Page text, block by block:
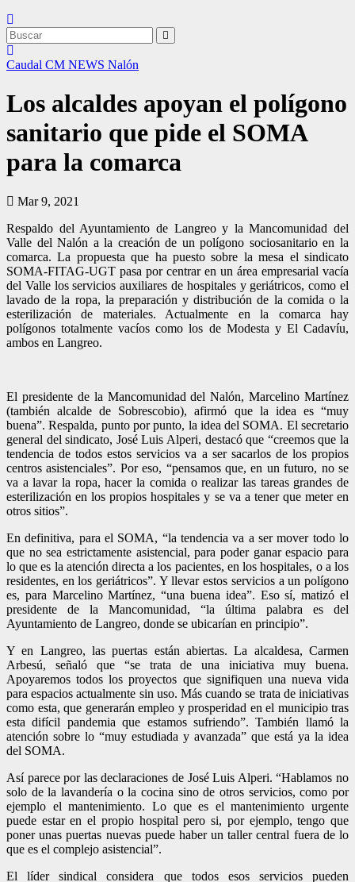
Caudal CM NEWS Nalón
Los alcaldes apoyan el polígono
sanitario que pide el SOMA
para la comarca
Mar 9, 2021
Respaldo del Ayuntamiento de Langreo y la Mancomunidad del
Valle del Nalón a la creación de un polígono sociosanitario en la
comarca. La propuesta que ha puesto sobre la mesa el sindicato
SOMA-FITAG-UGT pasa por centrar en un área empresarial vacía
del Valle los servicios auxiliares de hospitales y geriátricos, como el
lavado de la ropa, la preparación y distribución de la comida o la
esterilización de materiales. Actualmente en la comarca hay
polígonos totalmente vacíos como los de Modesta y El Cadavíu,
ambos en Langreo.
El presidente de la Mancomunidad del Nalón, Marcelino Martínez
(también alcalde de Sobrescobio), afirmó que la idea es “muy
buena”. Respalda, punto por punto, la idea del SOMA. El secretario
general del sindicato, José Luis Alperi, destacó que “creemos que la
tendencia de todos estos servicios va a ser sacarlos de los propios
centros asistenciales”. Por eso, “pensamos que, en un futuro, no se
va a lavar la ropa, hacer la comida o realizar las tareas grandes de
esterilización en los propios hospitales y se va a tener que meter en
otros sitios”.
En definitiva, para el SOMA, “la tendencia va a ser mover todo lo
que no sea estrictamente asistencial, para poder ganar espacio para
lo que es la atención directa a los pacientes, en los hospitales, o a los
residentes, en los geriátricos”. Y llevar estos servicios a un polígono
es, para Marcelino Martínez, “una buena idea”. Eso sí, matizó el
presidente de la Mancomunidad, “la última palabra es del
Ayuntamiento de Langreo, donde se ubicarían en principio”.
Y en Langreo, las puertas están abiertas. La alcaldesa, Carmen
Arbesú, señaló que “se trata de una iniciativa muy buena.
Apoyaremos todos los proyectos que signifiquen una nueva vida
para espacios actualmente sin uso. Más cuando se trata de iniciativas
como esta, que generarán empleo y prosperidad en el municipio tras
esta difícil pandemia que estamos sufriendo”. También llamó la
atención sobre lo “muy estudiada y avanzada” que está ya la idea
del SOMA.
Así parece por las declaraciones de José Luis Alperi. “Hablamos no
solo de la lavandería o la cocina sino de otros servicios, como por
ejemplo el mantenimiento. Lo que es el mantenimiento urgente
puede estar en el propio hospital pero si, por ejemplo, tengo que
poner unas puertas nuevas puede haber un taller central fuera de lo
que es el complejo asistencial”.
El líder sindical considera que todos esos servicios pueden